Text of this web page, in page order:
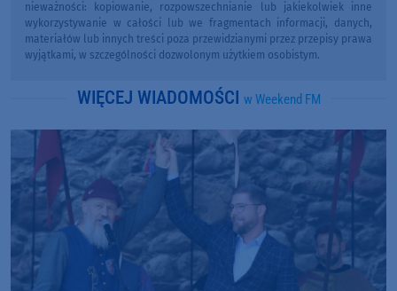
nieważności: kopiowanie, rozpowszechnianie lub jakiekolwiek inne
wykorzystywanie w całości lub we fragmentach informacji, danych,
materiałów lub innych treści poza przewidzianymi przez przepisy prawa
wyjątkami, w szczególności dozwolonym użytkiem osobistym.
WIĘCEJ WIADOMOŚCI w Weekend FM